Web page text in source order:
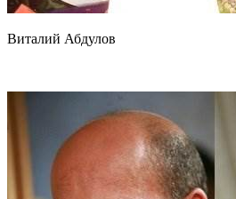
Виталий Абдулов